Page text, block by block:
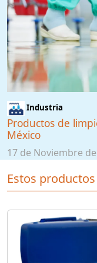
Industria
Productos de
México
17 de Noviembre
Estos